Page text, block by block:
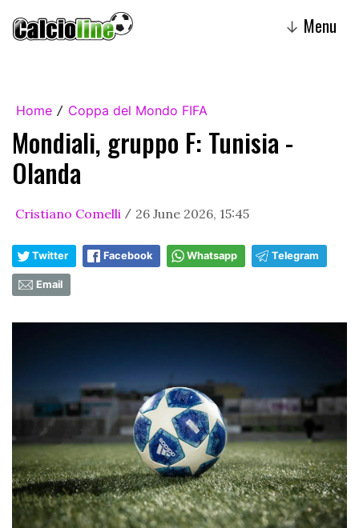
↓ Menu
Home / Coppa del Mondo FIFA
Mondiali, gruppo F: Tunisia -
Olanda
Cristiano Comelli / 26 June 2026, 15:45
Twitter Facebook Whatsapp Telegram
Email